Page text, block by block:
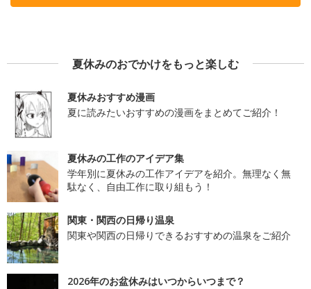
夏休みのおでかけをもっと楽しむ
夏休みおすすめ漫画
夏に読みたいおすすめの漫画をまとめてご紹介！
夏休みの工作のアイデア集
学年別に夏休みの工作アイデアを紹介。無理なく無
駄なく、自由工作に取り組もう！
関東・関西の日帰り温泉
関東や関西の日帰りできるおすすめの温泉をご紹介
2026年のお盆休みはいつからいつまで？